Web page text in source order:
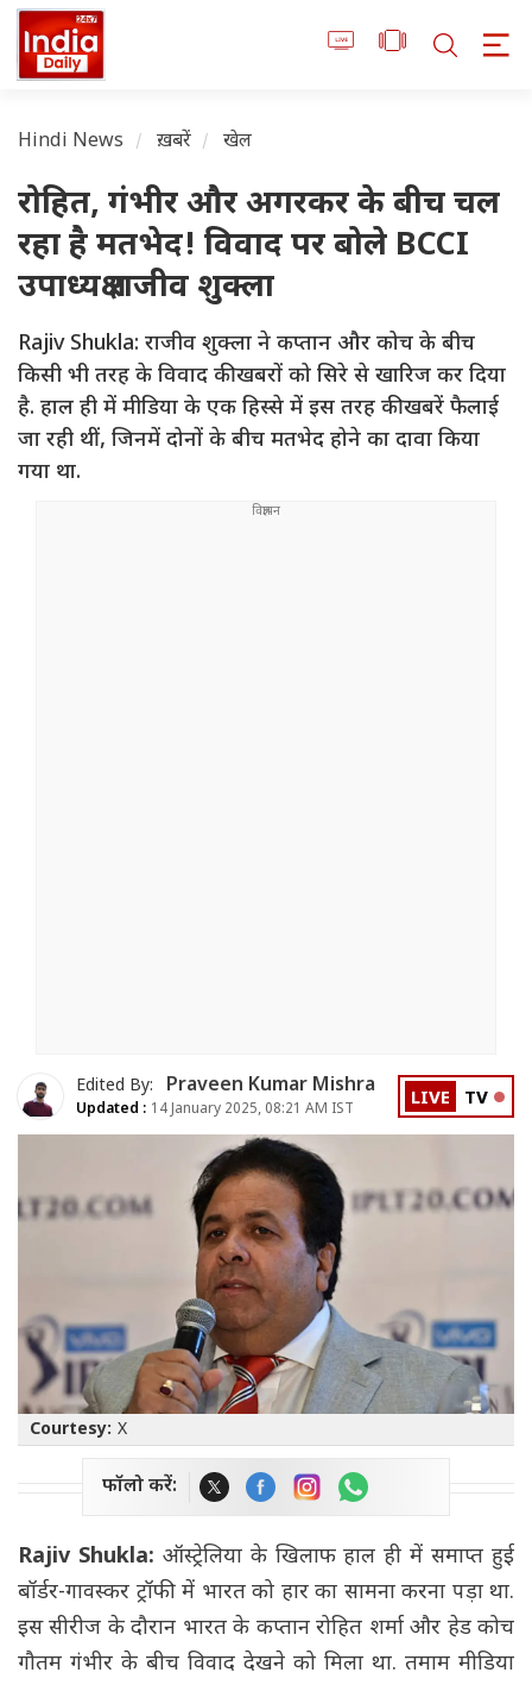
Hindi News ख़बरें खेल
रोहित, गंभीर और अगरकर के बीच चल
रहा है मतभेद! विवाद पर बोले BCCI
उपाध्यक्ष राजीव शुक्ला
Rajiv Shukla: राजीव शुक्ला ने कप्तान और कोच के बीच
किसी भी तरह के विवाद की खबरों को सिरे से खारिज कर दिया
है. हाल ही में मीडिया के एक हिस्से में इस तरह की खबरें फैलाई
जा रही थीं, जिनमें दोनों के बीच मतभेद होने का दावा किया
गया था.
Edited By: Praveen Kumar Mishra
Updated : 14 January 2025, 08:21 AM IST LIVE TV
Courtesy: X
फॉलो करें:
Rajiv Shukla: ऑस्ट्रेलिया के खिलाफ हाल ही में समाप्त हुई
बॉर्डर-गावस्कर ट्रॉफी में भारत को हार का सामना करना पड़ा था.
इस सीरीज के दौरान भारत के कप्तान रोहित शर्मा और हेड कोच
गौतम गंभीर के बीच विवाद देखने को मिला था. तमाम मीडिया